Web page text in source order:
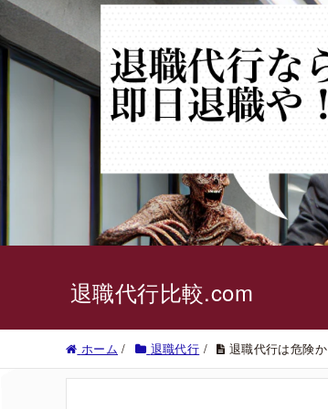
退職代行比較.com
ホーム / 退職代行 / 退職代行は危険か